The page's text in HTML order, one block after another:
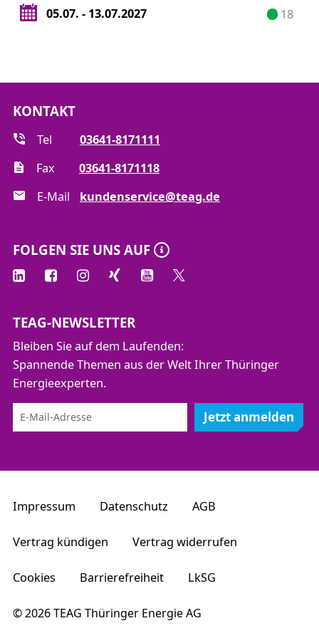
Handlungstraining an der GDRMA (In- und
05.07. - 13.07.2027 18
KONTAKT
Tel
03641-8171111
Fax
03641-8171118
E-Mail
kundenservice@teag.de
FOLGEN SIE UNS AUF
TEAG-NEWSLETTER
Bleiben Sie auf dem Laufenden:
Spannende Themen aus der Welt Ihrer Thüringer
Energieexperten.
Jetzt anmelden
Impressum Datenschutz AGB
Vertrag kündigen Vertrag widerrufen
Cookies Barrierefreiheit LkSG
© 2026 TEAG Thüringer Energie AG